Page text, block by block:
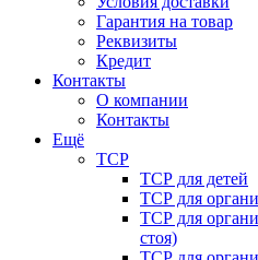
Гарантия на товар
Реквизиты
Кредит
Контакты
О компании
Контакты
Ещё
ТСР
ТСР для детей
ТСР для
ТСР для
стоя)